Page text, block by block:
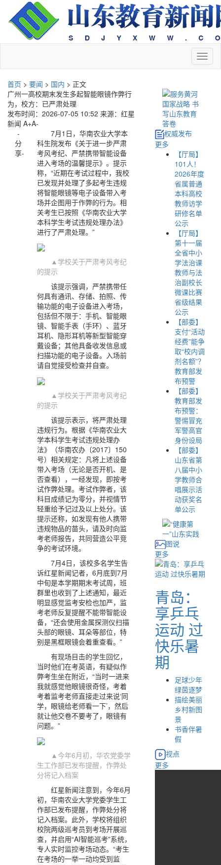
切
换
首页 > 要闻 > 国内 > 正文
广州一高校期末发生多起智能眼镜作弊行
为，校方：已严肃处理
发布时间：2026-07-05 10:52 来源：红星
新闻 A+A-
-
分
享-
7月1日，华南农业大学本
科生院发布《关于进一步严肃
考风考纪、严禁携带智能设备
进入考场的温馨提示》。提示
称，“近期在考试过程中，我校
已发现并处理了多起考生违规
将智能眼镜等电子设备带入考
场并企图用于作弊的行为。相
关考生已按照《华南农业大学
本科学生考试违规处理办法》
进行了严肃处理。”
▲学校关于严肃考风考纪
的提示
该提示强调，严禁携带任
何具有通讯、存储、拍照、传
输功能的电子设备进入考场，
包括但不限于：手机、智能眼
镜、智能手表（手环）、蓝牙
耳机、隐形耳机等新型智能穿
戴设备；其他具备收发信息或
扫描功能的电子设备。入场前
请自觉接受检查并自查。
▲学校关于严肃考风考纪
的提示
该提示表示，将严肃处理
违规行为。根据《华南农业大
学本科学生考试违规处理办
法》（华南农办〔2017〕150
号）相关规定：凡将上述设备
带入考场（无论是否开机、是
否查看），一经发现，即按考
试作弊处理。考试作弊者，该
科目成绩记为零分，并视情节
轻重给予记过及以上处分。该
提示还称，如发现有他人携带
违规物品的苗头，请及时向监
考老师报告，共同营造公平竞
争的考试环境。
7月4日，该校多名学生告
诉红星新闻记者，6月底到7月
中旬是本学期期末考试周，班
群里也收到了上述通知，最近
明显感觉监考安检也加严，监
考老师反复提醒不能带智能设
备，“还会使用金属探测仪扫描
头部的眼镜、耳朵等部位，特
别是黑框眼镜会着重查看。”
有现场目击的学生回忆，
当时他们在考英语，有疑似作
弊考生坐在附近，“当时一进来
我就感觉他眼镜很奇怪，考着
考着监考老师直接走过来说‘同
学，眼镜给老师看一下’，然后
就让他交卷不要考了，眼镜有
问题。”
▲今年6月初，华农党委学
生工作部已发布提醒，作弊处
分将记入档案
红星新闻注意到，今年6月
初，华南农业大学党委学生工
作部已发布提醒，作弊处分将
记入档案。此外，学校将组织
校院两级巡考员到考场开展巡
查，并启用“AI智能巡考”系统，
专人实时监控考场动态。“考生
在考场的一举一动均受到监
权威发布
更多
【厅局】
101人！
2026年度
省属普通
本科高校
教师访学
研修名单
公示
【厅局】
第十一届
全省中小
学法治课
教师与法
治副校长
微课比赛
省级结果
公示
【部委】
支付“活动
经费”能争
取“校内调
剂名额”？
教育部发
布预警
【部委】
教育部发
布预警：
警惕冒充
军警高官
身份设局
【部委】
山东省第
八届中小
学教师合
唱展示活
动获奖名
单公示
图说
更多
青岛：
享乒乓
运动 过
快乐暑
期
足球少年
绿茵逐梦
描绘美丽
乡村新图
景
书香伴暑
假
视点
更多